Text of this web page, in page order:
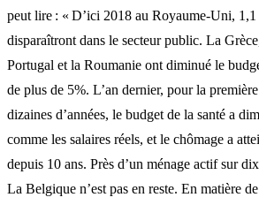
peut lire : « D’ici 2018 au Royaume-Uni,
disparaîtront dans le secteur public. La
Portugal et la Roumanie ont diminué le
de plus de 5%. L’an dernier, pour la
dizaines d’années, le budget de la santé a
comme les salaires réels, et le chômage a
depuis 10 ans. Près d’un ménage actif sur
La Belgique n’est pas en reste. En matière